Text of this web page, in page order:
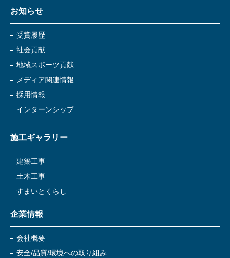
お知らせ
受賞履歴
社会貢献
地域スポーツ貢献
メディア関連情報
採用情報
インターンシップ
施工ギャラリー
建築工事
土木工事
すまいとくらし
企業情報
会社概要
安全/品質/環境への取り組み